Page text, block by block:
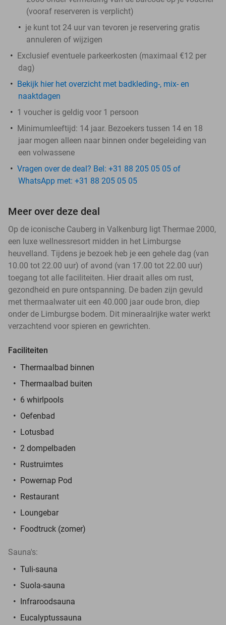
(vooraf reserveren is verplicht)
je kunt tot 24 uur van tevoren je reservering gratis
annuleren of wijzigen
Exclusief eventuele parkeerkosten (maximaal €12 per
dag)
Bekijk hier het overzicht met badkleding-, mix- en
naaktdagen
1 voucher is geldig voor 1 persoon
Minimumleeftijd: 14 jaar. Bezoekers tussen 14 en 18
jaar mogen alleen naar binnen onder begeleiding van
een volwassene
Vragen over de deal? Bel: +31 88 205 05 05 of
WhatsApp met: +31 88 205 05 05
Meer over deze deal
Op de iconische Cauberg in Valkenburg ligt Thermae 2000,
een luxe wellnessresort midden in het Limburgse
heuvelland. Tijdens je bezoek heb je een gehele dag (van
10.00 tot 22.00 uur) of avond (van 17.00 tot 22.00 uur)
toegang tot alle faciliteiten. Hier draait alles om rust,
gezondheid en pure ontspanning. De baden zijn gevuld
met thermaalwater uit een 40.000 jaar oude bron, diep
onder de Limburgse bodem. Dit mineraalrijke water werkt
verzachtend voor spieren en gewrichten.
Faciliteiten
Thermaalbad binnen
Thermaalbad buiten
6 whirlpools
Oefenbad
Lotusbad
2 dompelbaden
Rustruimtes
Powernap Pod
Restaurant
Loungebar
Foodtruck (zomer)
Sauna's:
Tuli-sauna
Suola-sauna
Infraroodsauna
Eucalyptussauna